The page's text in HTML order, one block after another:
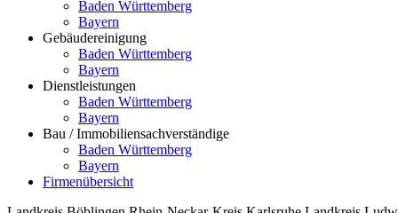
Baden Württemberg
Bayern
Gebäudereinigung
Baden Württemberg
Bayern
Dienstleistungen
Baden Württemberg
Bayern
Bau / Immobiliensachverständige
Baden Württemberg
Bayern
Firmenübersicht